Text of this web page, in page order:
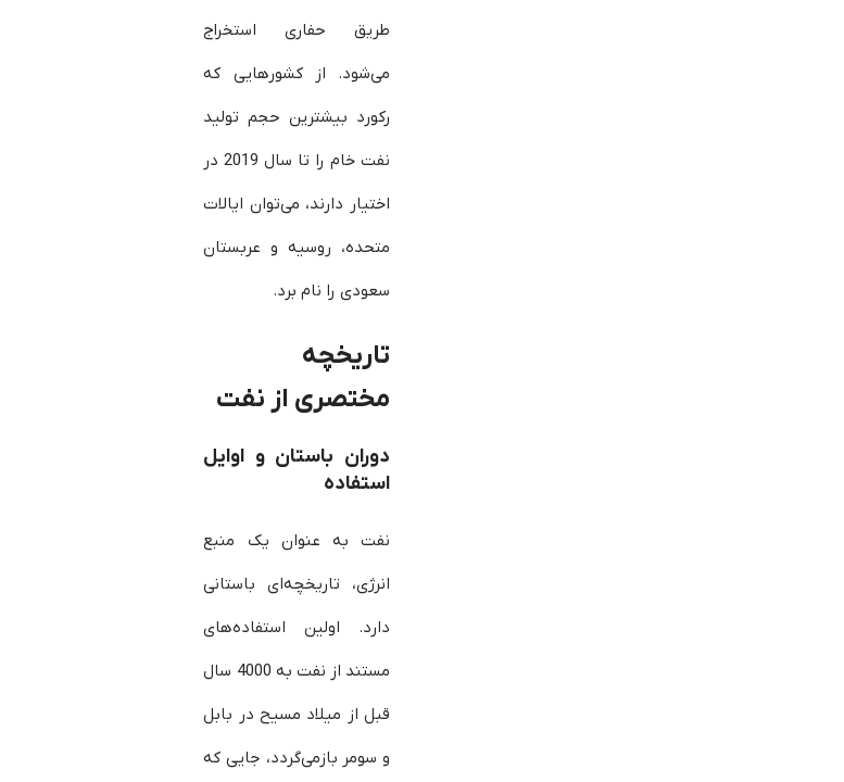
طریق حفاری استخراج
می‌شود. از کشورهایی که
رکورد بیشترین حجم تولید
نفت خام را تا سال 2019 در
اختیار دارند، می‌توان ایالات
متحده، روسیه و عربستان
سعودی را نام برد.
تاریخچه
مختصری از نفت
دوران باستان و اوایل
استفاده
نفت به عنوان یک منبع
انرژی، تاریخچه‌ای باستانی
دارد. اولین استفاده‌های
مستند از نفت به 4000 سال
قبل از میلاد مسیح در بابل
و سومر بازمی‌گردد، جایی که